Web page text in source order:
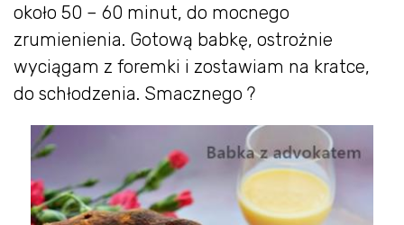
około 50 – 60 minut, do mocnego
zrumienienia. Gotową babkę, ostrożnie
wyciągam z foremki i zostawiam na kratce,
do schłodzenia. Smacznego ?